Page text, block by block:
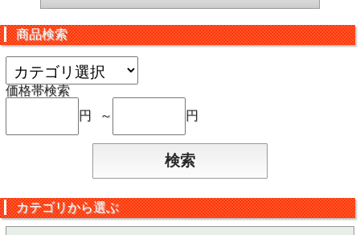
商品検索
価格帯検索
円 ～
円
カテゴリから選ぶ